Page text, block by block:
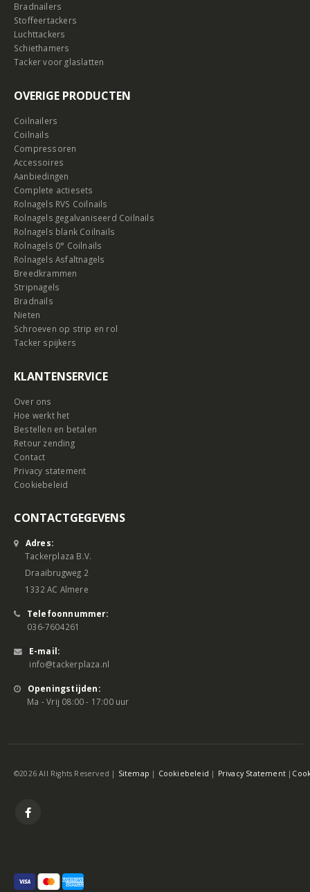
Bradnailers
Stoffeertackers
Luchttackers
Schiethamers
Tacker voor glaslatten
OVERIGE PRODUCTEN
Coilnailers
Coilnails
Compressoren
Accessoires
Aanbiedingen
Complete actiesets
Rolnagels RVS Coilnails
Rolnagels gegalvaniseerd Coilnails
Rolnagels blank Coilnails
Rolnagels 0° Coilnails
Rolnagels Asfaltnagels
Breedkrammen
Stripnagels
Bradnails
Nieten
Schroeven op strip en rol
Tacker spijkers
KLANTENSERVICE
Over ons
Hoe werkt het
Bestellen en betalen
Retour zending
Contact
Privacy statement
Cookiebeleid
CONTACTGEGEVENS
Adres:
Tackerplaza B.V.
Draaibrugweg 2
1332 AC Almere
Telefoonnummer:
036-7604261
E-mail:
info@tackerplaza.nl
Openingstijden:
Ma - Vrij 08:00 - 17:00 uur
©2026 All Rights Reserved | Sitemap | Cookiebeleid | Privacy Statement |